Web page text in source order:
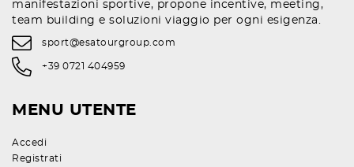
manifestazioni sportive, propone incentive, meeting,
team building e soluzioni viaggio per ogni esigenza.
sport@esatourgroup.com
+39 0721 404959
MENU UTENTE
Accedi
Registrati